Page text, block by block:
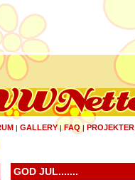
| GALLERY|FAQ | PROJEKTER
GOD JUL.......